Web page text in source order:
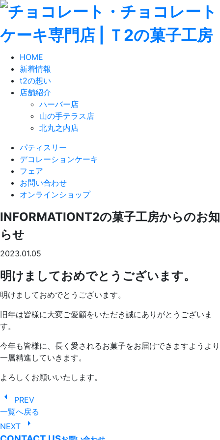
HOME
新着情報
t2の想い
店舗紹介
ハーバー店
山の手テラス店
北丸之内店
パティスリー
デコレーションケーキ
フェア
お問い合わせ
オンラインショップ
INFORMATIONT2の菓子工房からのお知
らせ
2023.01.05
明けましておめでとうございます。
明けましておめでとうございます。
旧年は皆様に大変ご愛顧をいただき誠にありがとうございま
す。
今年も皆様に、長く愛されるお菓子をお届けできますようより
一層精進していきます。
よろしくお願いいたします。
arrow_left
PREV
一覧へ戻る
NEXT
arrow_right